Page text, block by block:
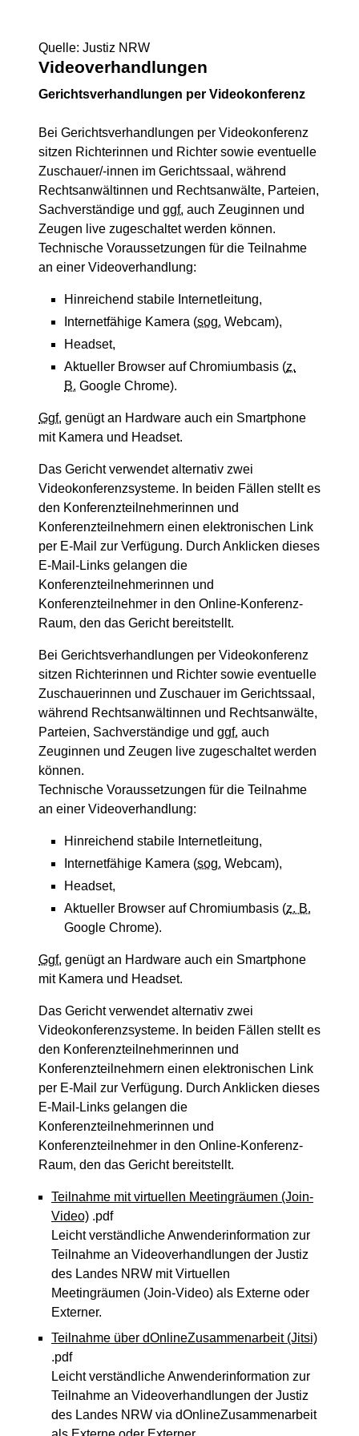
Quelle: Justiz NRW
Videoverhandlungen
Gerichtsverhandlungen per Videokonferenz
Bei Gerichtsverhandlungen per Videokonferenz
sitzen Richterinnen und Richter sowie eventuelle
Zuschauer/-innen im Gerichtssaal, während
Rechtsanwältinnen und Rechtsanwälte, Parteien,
Sachverständige und ggf. auch Zeuginnen und
Zeugen live zugeschaltet werden können.
Technische Voraussetzungen für die Teilnahme
an einer Videoverhandlung:
Hinreichend stabile Internetleitung,
Internetfähige Kamera (sog. Webcam),
Headset,
Aktueller Browser auf Chromiumbasis (z.
B. Google Chrome).
Ggf. genügt an Hardware auch ein Smartphone
mit Kamera und Headset.
Das Gericht verwendet alternativ zwei
Videokonferenzsysteme. In beiden Fällen stellt es
den Konferenzteilnehmerinnen und
Konferenzteilnehmern einen elektronischen Link
per E-Mail zur Verfügung. Durch Anklicken dieses
E-Mail-Links gelangen die
Konferenzteilnehmerinnen und
Konferenzteilnehmer in den Online-Konferenz-
Raum, den das Gericht bereitstellt.
Bei Gerichtsverhandlungen per Videokonferenz
sitzen Richterinnen und Richter sowie eventuelle
Zuschauerinnen und Zuschauer im Gerichtssaal,
während Rechtsanwältinnen und Rechtsanwälte,
Parteien, Sachverständige und ggf. auch
Zeuginnen und Zeugen live zugeschaltet werden
können.
Technische Voraussetzungen für die Teilnahme
an einer Videoverhandlung:
Hinreichend stabile Internetleitung,
Internetfähige Kamera (sog. Webcam),
Headset,
Aktueller Browser auf Chromiumbasis (z. B.
Google Chrome).
Ggf. genügt an Hardware auch ein Smartphone
mit Kamera und Headset.
Das Gericht verwendet alternativ zwei
Videokonferenzsysteme. In beiden Fällen stellt es
den Konferenzteilnehmerinnen und
Konferenzteilnehmern einen elektronischen Link
per E-Mail zur Verfügung. Durch Anklicken dieses
E-Mail-Links gelangen die
Konferenzteilnehmerinnen und
Konferenzteilnehmer in den Online-Konferenz-
Raum, den das Gericht bereitstellt.
Teilnahme mit virtuellen Meetingräumen (Join-
Video) .pdf
Leicht verständliche Anwenderinformation zur
Teilnahme an Videoverhandlungen der Justiz
des Landes NRW mit Virtuellen
Meetingräumen (Join-Video) als Externe oder
Externer.
Teilnahme über dOnlineZusammenarbeit (Jitsi)
.pdf
Leicht verständliche Anwenderinformation zur
Teilnahme an Videoverhandlungen der Justiz
des Landes NRW via dOnlineZusammenarbeit